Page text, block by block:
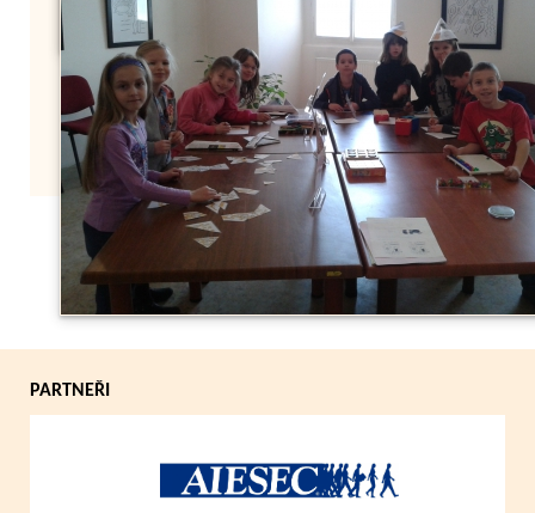
PARTNEŘI